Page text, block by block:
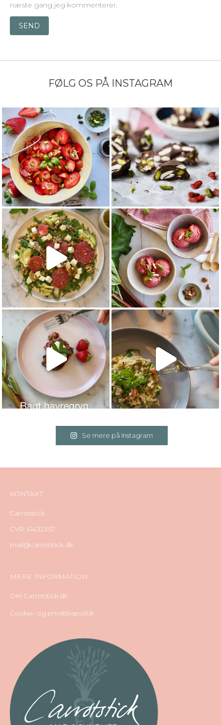
næste gang jeg kommenterer.
SEND
FØLG OS PÅ INSTAGRAM
Se mere på Instagram
KONTAKT
Carrotstick
CVR: 41432357
mail@carrotstick.dk
MERE INFORMATION
Om Carrotstick.dk
Cookie- og privatlivspolitik